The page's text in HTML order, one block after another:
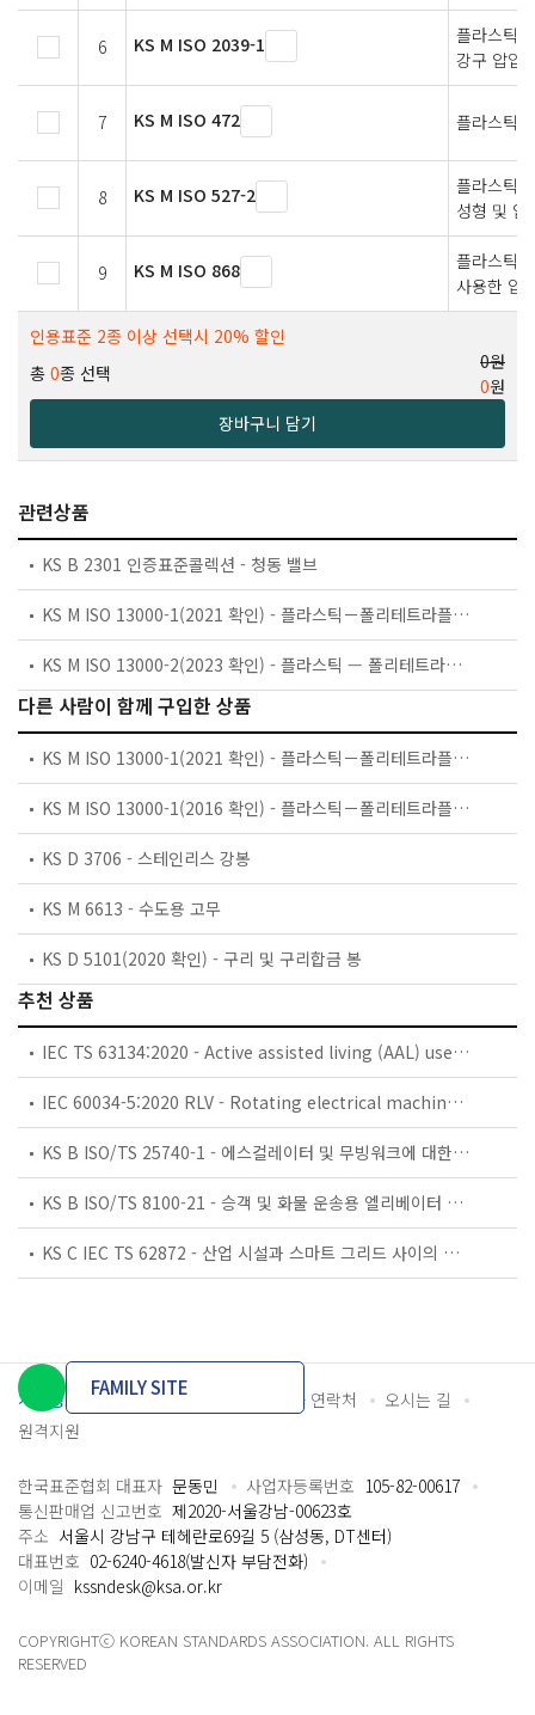
6 KS M ISO 2039-1
플라스틱 -
강구 압입
7 KS M ISO 472 플라스틱
8 KS M ISO 527-2
플라스틱
성형 및 압
9 KS M ISO 868
플라스틱
사용한 압
인용표준 2종 이상 선택시 20% 할인
총 0종 선택
0원
0원
장바구니 담기
관련상품
KS B 2301 인증표준콜렉션 - 청동 밸브
KS M ISO 13000-1(2021 확인) - 플라스틱－폴리테트라플루오로에틸렌 (PTFE) 중간 제품－제1부：요구조건 및 호칭
KS M ISO 13000-2(2023 확인) - 플라스틱 — 폴리테트라플루오르에틸렌(PTFE) 중간 제품 — 제2부: 시험편 제작 및 물성 측정
다른 사람이 함께 구입한 상품
KS M ISO 13000-1(2021 확인) - 플라스틱－폴리테트라플루오로에틸렌 (PTFE) 중간 제품－제1부：요구조건 및 호칭
KS M ISO 13000-1(2016 확인) - 플라스틱－폴리테트라플루오로에틸렌 (PTFE) 중간 제품－제1부：요구조건 및 호칭
KS D 3706 - 스테인리스 강봉
KS M 6613 - 수도용 고무
KS D 5101(2020 확인) - 구리 및 구리합금 봉
추천 상품
IEC TS 63134:2020 - Active assisted living (AAL) use cases
IEC 60034-5:2020 RLV - Rotating electrical machines - Part 5: Degrees of protection provided by the integral design of rotating electrical machines (IP code) - Classification
KS B ISO/TS 25740-1 - 에스컬레이터 및 무빙워크에 대한 안전요건 — 제1부: 세계공통 필수 안전요건(GESRs)
KS B ISO/TS 8100-21 - 승객 및 화물 운송용 엘리베이터 —제21부: 세계공통 필수안전요건(GESRs)을 충족하는 세계공통 안전 파라미터(GSPs)
KS C IEC TS 62872 - 산업 시설과 스마트 그리드 사이의 산업 공정 측정, 제어 및 자동화 시스템 인터페이스
개인정보처리방침 이용약관 담당자 연락처
오시는 길
원격지원
FAMILY SITE
한국표준협회 대표자 문동민 사업자등록번호 105-82-00617
통신판매업 신고번호 제2020-서울강남-00623호
주소 서울시 강남구 테헤란로69길 5 (삼성동, DT센터)
대표번호 02-6240-4618(발신자 부담전화)
이메일 kssndesk@ksa.or.kr
COPYRIGHTⓒ KOREAN STANDARDS ASSOCIATION. ALL RIGHTS
RESERVED